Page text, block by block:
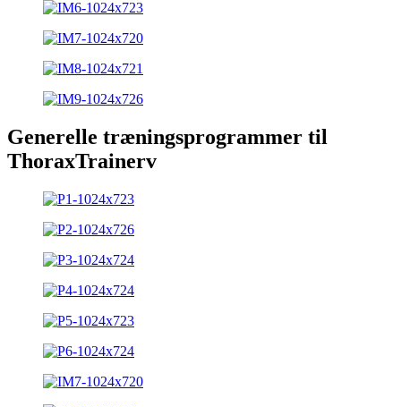
Generelle træningsprogrammer til
ThoraxTrainerv